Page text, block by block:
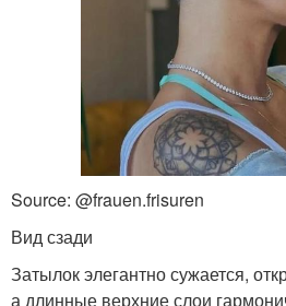
Source: @frauen.frisuren
Вид сзади
Затылок элегантно сужается,
а длинные верхние слои